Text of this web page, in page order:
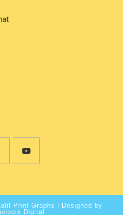
Print Graphs |
Designed by
Digital